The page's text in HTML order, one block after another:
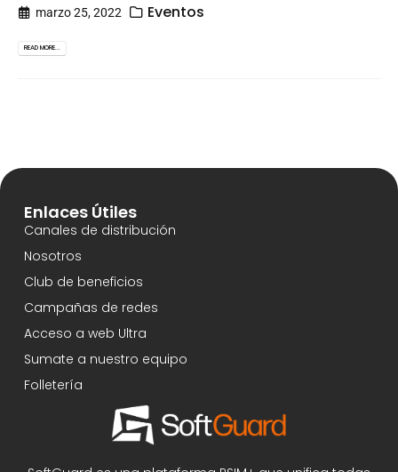
marzo 25, 2022 Eventos
READ MORE...
Enlaces Útiles
Canales de distribución
Nosotros
Club de beneficios
Campañas de redes
Acceso a web Ultra
Sumate a nuestro equipo
Folletería